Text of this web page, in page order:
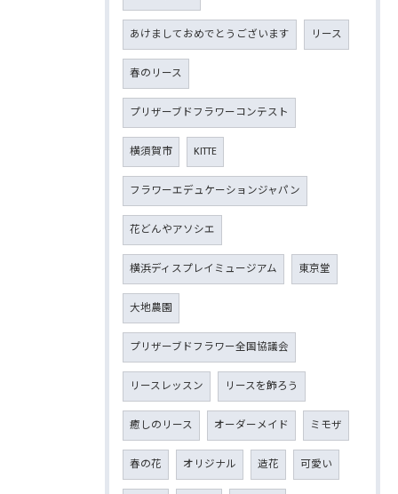
あけましておめでとうございます リース
春のリース
プリザーブドフラワーコンテスト
横須賀市 KITTE
フラワーエデュケーションジャパン
花どんやアソシエ
横浜ディスプレイミュージアム 東京堂
大地農園
プリザーブドフラワー全国協議会
リースレッスン リースを飾ろう
癒しのリース オーダーメイド ミモザ
春の花 オリジナル 造花 可愛い